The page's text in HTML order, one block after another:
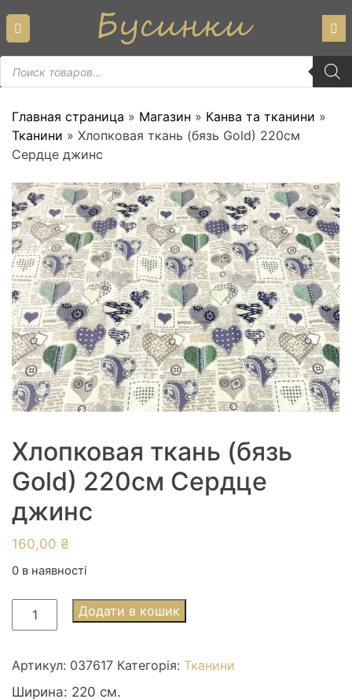
content
Пошук
товарів
Главная страница » Магазин » Канва та тканини »
Тканини » Хлопковая ткань (бязь Gold) 220см
Сердце джинс
Хлопковая ткань (бязь
Gold) 220см Сердце
джинс
160,00 ₴
0 в наявності
Хлопковая
ткань
Gold)
220см
Додати в кошик
Артикул: 037617 Категорія: Тканини
Ширина: 220 см.